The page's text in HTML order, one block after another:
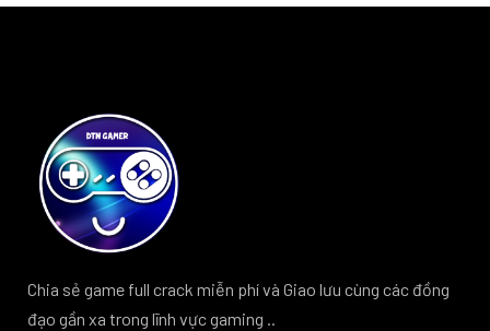
Chia sẻ game full crack miễn phí và Giao lưu cùng các đồng
đạo gần xa trong lĩnh vực gaming ..